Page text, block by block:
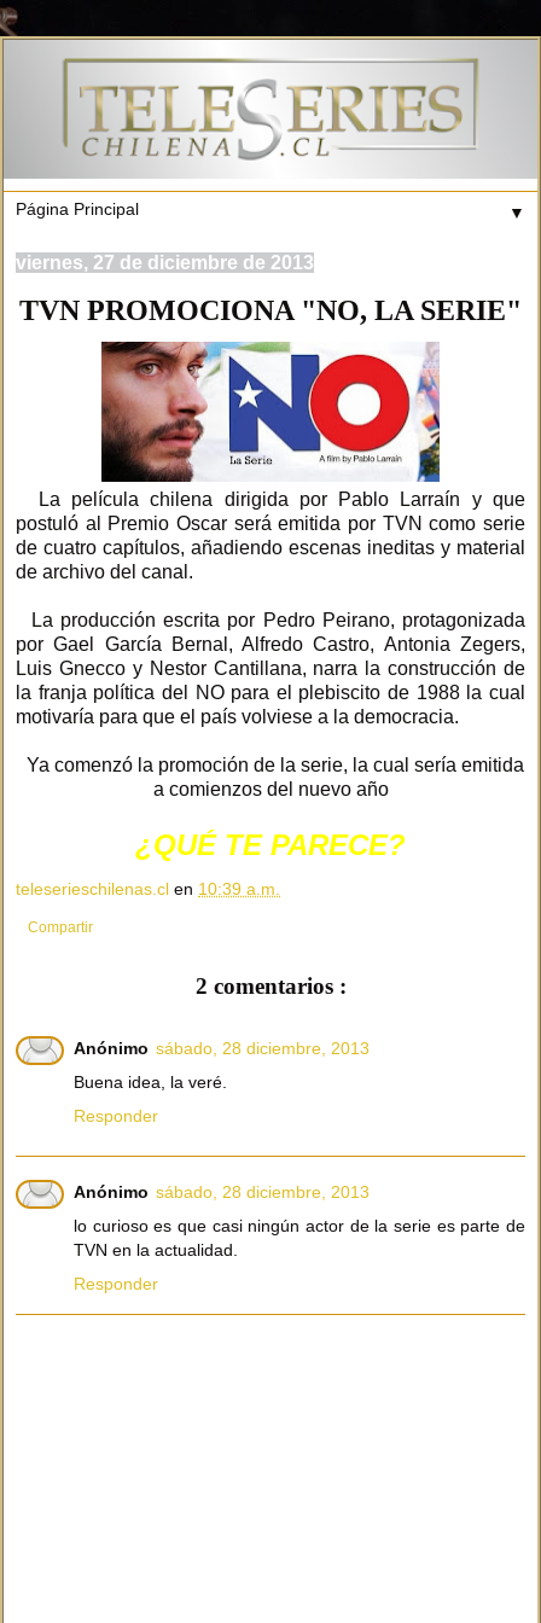
▼
viernes, 27 de diciembre de 2013
TVN PROMOCIONA "NO, LA SERIE"
La película chilena dirigida por Pablo Larraín y que
postuló al Premio Oscar será emitida por TVN como serie
de cuatro capítulos, añadiendo escenas ineditas y material
de archivo del canal.
La producción escrita por Pedro Peirano, protagonizada
por Gael García Bernal, Alfredo Castro, Antonia Zegers,
Luis Gnecco y Nestor Cantillana, narra la construcción de
la franja política del NO para el plebiscito de 1988 la cual
motivaría para que el país volviese a la democracia.
Ya comenzó la promoción de la serie, la cual sería emitida
a comienzos del nuevo año
¿QUÉ TE PARECE?
teleserieschilenas.cl en 10:39 a.m.
Compartir
2 comentarios :
Anónimo sábado, 28 diciembre, 2013
Buena idea, la veré.
Responder
Anónimo sábado, 28 diciembre, 2013
lo curioso es que casi ningún actor de la serie es parte de
TVN en la actualidad.
Responder